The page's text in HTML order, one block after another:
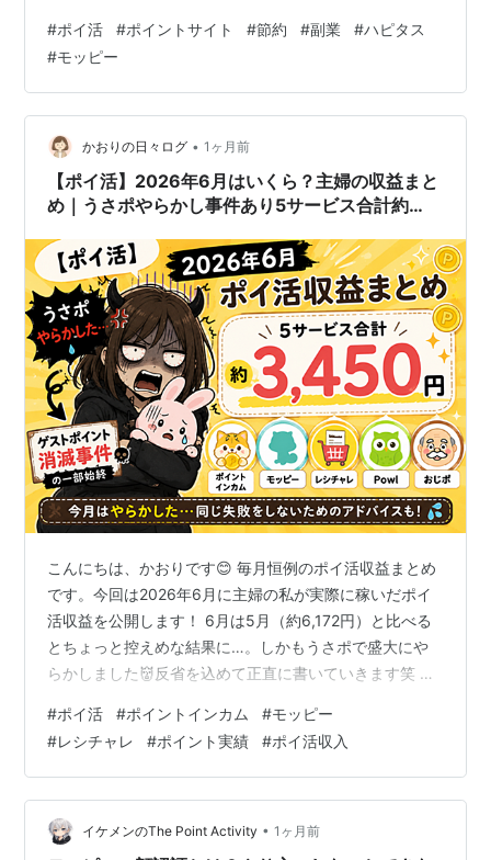
事でわかること 2026年おすすめポイントサイト5社の比
較 月1万円を達成する効率的なポイントの稼ぎ方 ポイ活
初心者が最初にやるべきこと ポイントの賢い交換・使い
方 おすすめポイントサイト比較表【2026年版】 サイト
名 会員数 案件数 特徴 おすすめ度 ハピタス 1,400万人 多
数 …
#ポイ活 #ポイントサイト #節約 #副業 #ハピタス
#モッピー
かおりの日々ログ • 1ヶ月前
【ポイ活】2026年6月はいくら？主婦の収益まと
め｜うさポやらかし事件あり5サービス合計約
こんにちは、かおりです😊 毎月恒例のポイ活収益まとめ
です。今回は2026年6月に主婦の私が実際に稼いだポイ
活収益を公開します！ 6月は5月（約6,172円）と比べる
とちょっと控えめな結果に…。しかもうさポで盛大にや
らかしました👹反省を込めて正直に書いていきます笑 こ
イ活収益の合計 ✔ 各サービスの内訳と感想 ✔ うさポ×レ
シチャレ連携の落とし穴 2026年6月のポイ活収益まとめ
各サービスの内訳と感想 ポイントインカム｜約1,550円
モッピー｜約8円 レシチャレ｜約1,295円 ⭐6月も稼ぎ
頭！ 移動系アプリ3選｜塵も積もれば山となる…
#ポイ活 #ポイントインカム #モッピー
#レシチャレ #ポイント実績 #ポイ活収入
イケメンのThe Point Activity • 1ヶ月前